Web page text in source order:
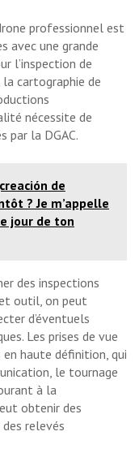
professionnel est
avec une grande
l’inspection de
cartographie de
nécessite de
par la DGAC.
de
? Je m’appelle
jour de ton
des inspections
outil, on peut
d’éventuels
Les prises de vue
haute définition, qui
le tournage
à la
obtenir des
relevés